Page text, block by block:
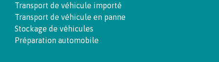
Transport de véhicule importé
Transport de véhicule en panne
Stockage de véhicules
Préparation automobile